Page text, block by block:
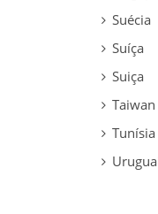
Suécia
Suíça
Suiça
Taiwan
Tunísia